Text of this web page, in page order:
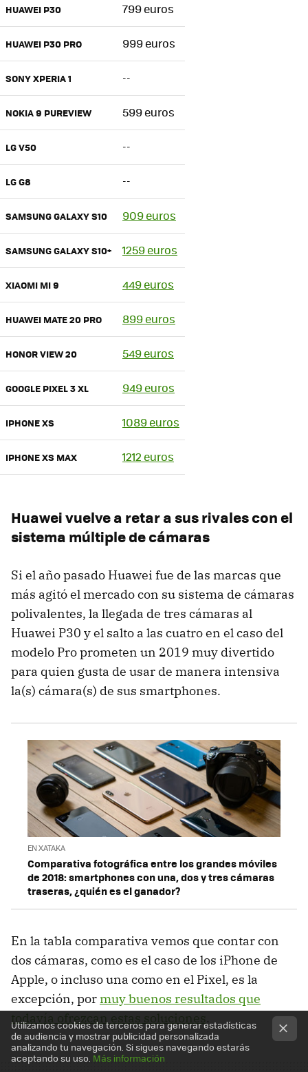
HUAWEI P30 799 euros
HUAWEI P30 PRO 999 euros
SONY XPERIA 1 --
NOKIA 9 PUREVIEW 599 euros
LG V50 --
LG G8 --
SAMSUNG GALAXY S10 909 euros
SAMSUNG GALAXY S10+ 1259 euros
XIAOMI MI 9 449 euros
HUAWEI MATE 20 PRO 899 euros
HONOR VIEW 20 549 euros
GOOGLE PIXEL 3 XL 949 euros
IPHONE XS 1089 euros
IPHONE XS MAX 1212 euros
Huawei vuelve a retar a sus rivales con el
sistema múltiple de cámaras
Si el año pasado Huawei fue de las marcas que
más agitó el mercado con su sistema de cámaras
polivalentes, la llegada de tres cámaras al
Huawei P30 y el salto a las cuatro en el caso del
modelo Pro prometen un 2019 muy divertido
para quien gusta de usar de manera intensiva
la(s) cámara(s) de sus smartphones.
EN XATAKA
Comparativa fotográfica entre los grandes móviles
de 2018: smartphones con una, dos y tres cámaras
traseras, ¿quién es el ganador?
En la tabla comparativa vemos que contar con
dos cámaras, como es el caso de los iPhone de
Apple, o incluso una como en el Pixel, es la
excepción, pormuy buenos resultados que
todavía ofrezcan estas soluciones.
Utilizamos cookies de terceros para generar estadísticas
de audiencia y mostrar publicidad personalizada
analizando tu navegación. Si sigues navegando estarás
aceptando su uso. Más información